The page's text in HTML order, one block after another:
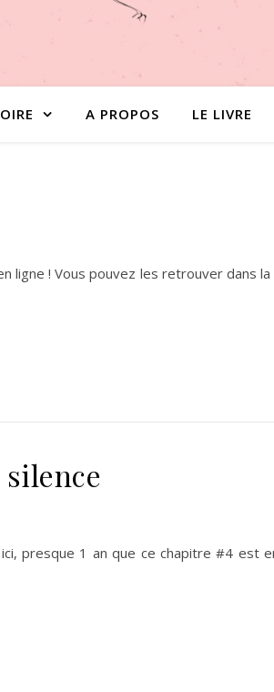
A PROPOS LE LIVRE
ligne ! Vous pouvez les retrouver dans
presque 1 an que ce chapitre #4 est